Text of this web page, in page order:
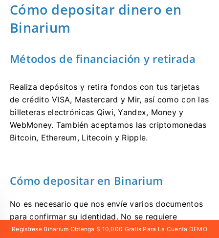
Cómo depositar dinero en
Binarium
Métodos de financiación y retirada
Realiza depósitos y retira fondos con tus tarjetas
de crédito VISA, Mastercard y Mir, así como con las
billeteras electrónicas Qiwi, Yandex, Money y
WebMoney. También aceptamos las criptomonedas
Bitcoin, Ethereum, Litecoin y Ripple.
Cómo depositar en Binarium
No es necesario que nos envíe varios documentos
para confirmar su identidad. No se requiere
verificación si retira sus fondos utilizando la misma
Regístrese Binarium Obtenga $ 10,000 Gratis Para La Cuenta DEMO